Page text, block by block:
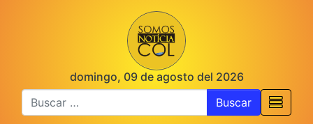
domingo, 09 de agosto del 2026
Buscar